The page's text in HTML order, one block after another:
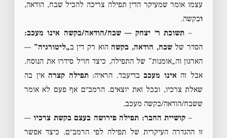
עצמו אומר שמעיקר הדין תפילה צריכה להכיל שבח, הודאה,
ובקשה.
– תשובת ר׳ יצחק — שבח/הודאה/בקשה אינו מעכב:
הסדר שלשבח, הודאה, בקשה הוא רק דין ב„ליטורגיה” —
הארגון וה„אומנות” של התפילה, כיצד חז״ל סידרו את הנוסח.
אבל זה אינו מעכבבדיעבד. הראיה:תפילה קצרה אין בה
שאלת צרכיו, ובכל זאת יוצאים. הרמב״ם אף פעם לא אומר
ששבח/הודאה/בקשה מעכב.
– קושיית החבר: תפילה פירושה בעצם בקשת צרכיו—
זו ההגדרה העיקרית של תפילה לפי הרמב״ם. כיצד אפשר